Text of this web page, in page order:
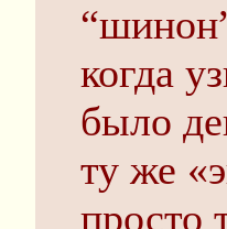
когда
было
ту же
просто